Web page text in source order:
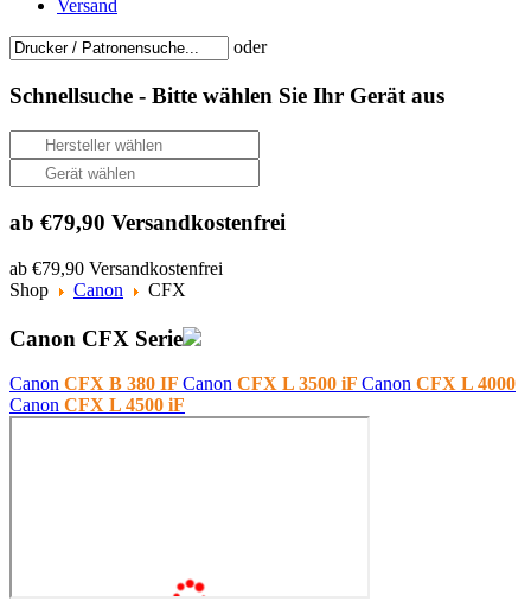
Versand
oder
Schnellsuche - Bitte wählen Sie Ihr Gerät aus
ab €79,90 Versandkostenfrei
ab €79,90 Versandkostenfrei
Shop
Canon CFX
Canon CFX Serie
Canon CFX B 380 IF Canon CFX L 3500 iF Canon CFX L 4000
Canon CFX L 4500 iF